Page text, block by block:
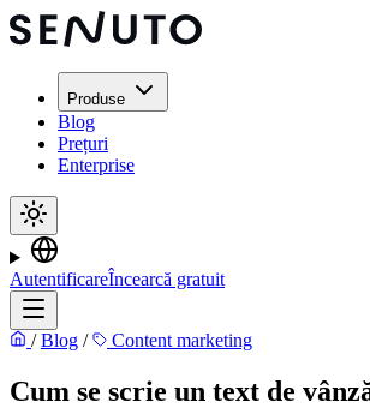
Produse
Blog
Prețuri
Enterprise
AutentificareÎncearcă gratuit
/ Blog / Content marketing
Cum se scrie un text de